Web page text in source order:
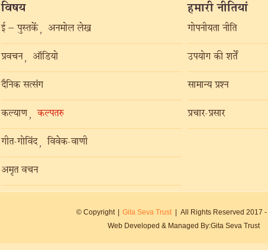
विषय
ई – पुस्तकें , अनमोल लेख
प्रवचन , ऑडियो
दैनिक सत्संग
कल्याण , कल्पतरु
गीत-गोविंद , विवेक-वाणी
अमृत वचन
हमारी नीतियां
गोपनीयता नीति
उपयोग की शर्तें
सामान्य प्रश्न
प्रचार-प्रसार
© Copyright | Gita Seva Trust | All Rights Reserved 2017 -
Web Developed & Managed By:Gita Seva Trust